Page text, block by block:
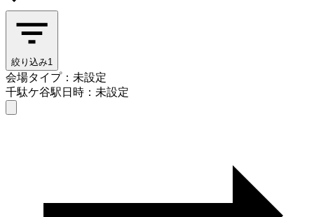
絞り込み1
会場タイプ：未設定
千駄ケ谷駅日時：未設定